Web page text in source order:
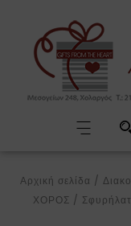
Αρχική σελίδα /
ΧΟΡΟΣ /